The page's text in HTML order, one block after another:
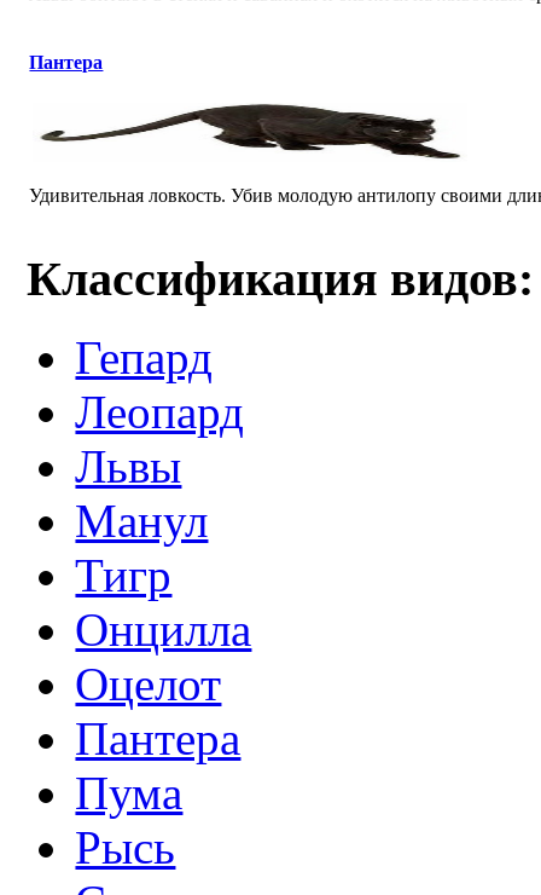
Пантера
Удивительная ловкость. Убив молодую антилопу своими
Классификация видов:
Гепард
Леопард
Львы
Манул
Тигр
Онцилла
Оцелот
Пантера
Пума
Рысь